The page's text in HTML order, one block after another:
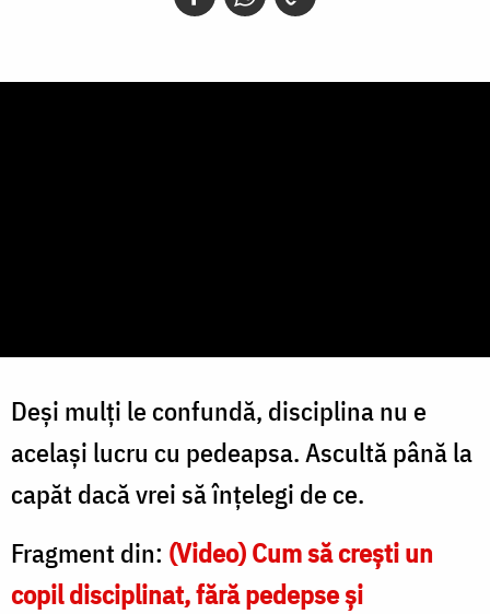
Deși mulți le confundă, disciplina nu e
același lucru cu pedeapsa. Ascultă până la
capăt dacă vrei să înțelegi de ce.
Fragment din: (Video) Cum să crești un
copil disciplinat, fără pedepse și